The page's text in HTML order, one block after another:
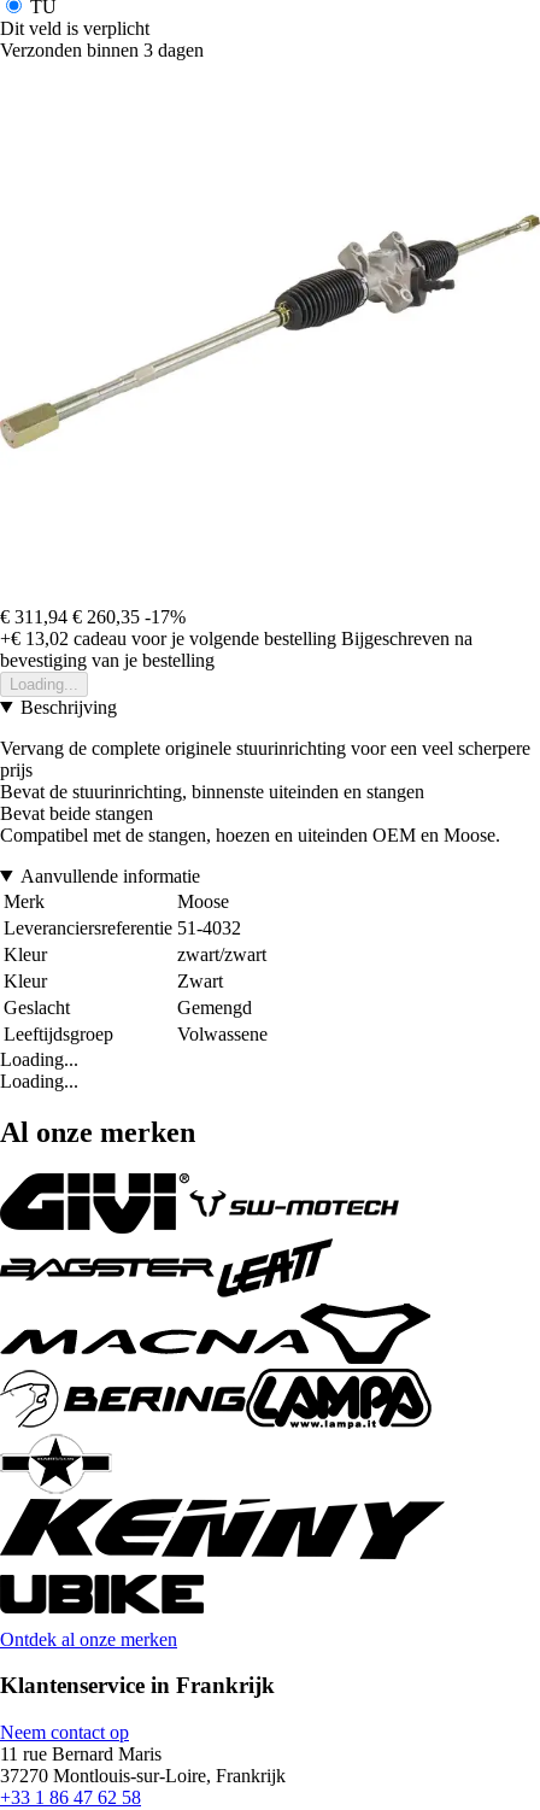
TU
Dit veld is verplicht
Verzonden binnen 3 dagen
€ 311,94 € 260,35 -17%
+€ 13,02 cadeau voor je volgende bestelling Bijgeschreven na
bevestiging van je bestelling
Loading...
Beschrijving
Vervang de complete originele stuurinrichting voor een veel scherpere
prijs
Bevat de stuurinrichting, binnenste uiteinden en stangen
Bevat beide stangen
Compatibel met de stangen, hoezen en uiteinden OEM en Moose.
Aanvullende informatie
Merk
Moose
Leveranciersreferentie 51-4032
Kleur
zwart/zwart
Kleur
Zwart
Geslacht
Gemengd
Leeftijdsgroep
Volwassene
Loading...
Loading...
Al onze merken
Ontdek al onze merken
Klantenservice in Frankrijk
Neem contact op
11 rue Bernard Maris
37270 Montlouis-sur-Loire, Frankrijk
+33 1 86 47 62 58